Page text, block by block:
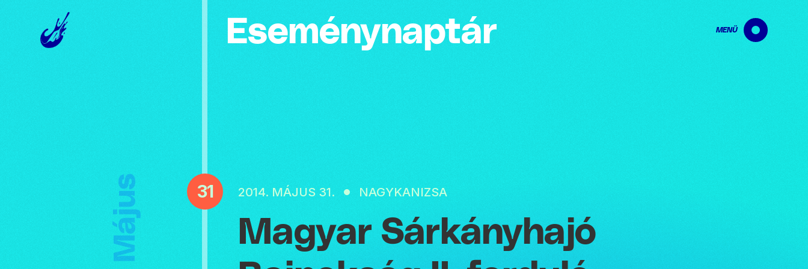
MENÜ
Esemény­naptár
Május 31 2014. MÁJUS 31. NAGYKANIZSA
Magyar Sárkányhajó